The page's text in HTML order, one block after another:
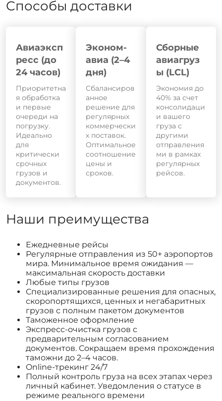
Способы доставки
Авиаэксп
ресс (до
24 часов)
Приоритетна
я обработка
и первые
очереди на
погрузку.
Идеально
для
критически
срочных
грузов и
документов.
Эконом-
авиа (2–4
дня)
Сбалансиров
анное
решение для
регулярных
коммерчески
х поставок.
Оптимальное
соотношение
цены и
сроков.
Сборные
авиагруз
ы (LCL)
Экономия до
40% за счет
консолидаци
и вашего
груза с
другими
отправления
ми в рамках
регулярных
рейсов.
Наши преимущества
Ежедневные рейсы
Регулярные отправления из 50+ аэропортов
мира. Минимальное время ожидания —
максимальная скорость доставки
Любые типы грузов
Специализированные решения для опасных,
скоропортящихся, ценных и негабаритных
грузов с полным пакетом документов
Таможенное оформление
Экспресс-очистка грузов с
предварительным согласованием
документов. Сокращаем время прохождения
таможни до 2–4 часов.
Online-трекинг 24/7
Полный контроль груза на всех этапах через
личный кабинет. Уведомления о статусе в
режиме реального времени